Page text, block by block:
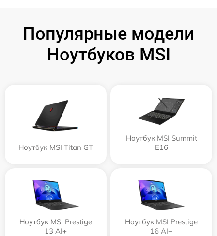
Популярные модели
Ноутбуков MSI
Ноутбук MSI Titan GT
Ноутбук MSI Summit
E16
Ноутбук MSI Prestige
13 AI+
Ноутбук MSI Prestige
16 AI+